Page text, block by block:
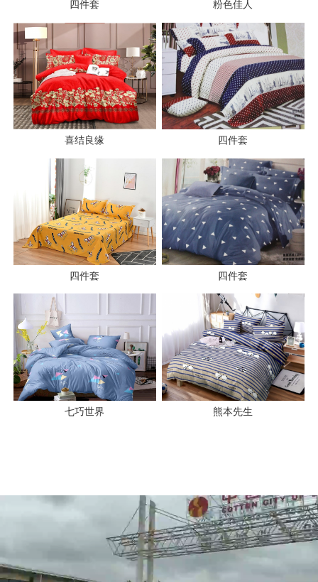
四件套 粉色佳人
喜结良缘 四件套
四件套 四件套
七巧世界 熊本先生